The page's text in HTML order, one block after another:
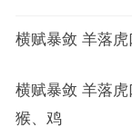
横赋暴敛 羊落
横赋暴敛 羊落虎
猴、鸡